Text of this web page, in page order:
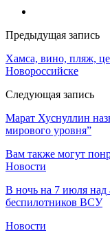
Предыдущая запись
Хамса, вино, пляж,
Новороссийске
Следующая запись
​Марат Хуснуллин
мирового уровня”
Вам также могут
Новости
В ночь на 7 июля над
беспилотников ВСУ
Новости